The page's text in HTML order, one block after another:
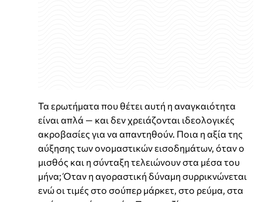
Τα ερωτήματα που θέτει αυτή η αναγκαιότητα
είναι απλά — και δεν χρειάζονται ιδεολογικές
ακροβασίες για να απαντηθούν. Ποια η αξία της
αύξησης των ονομαστικών εισοδημάτων, όταν ο
μισθός και η σύνταξη τελειώνουν στα μέσα του
μήνα; Όταν η αγοραστική δύναμη συρρικνώνεται
ενώ οι τιμές στο σούπερ μάρκετ, στο ρεύμα, στα